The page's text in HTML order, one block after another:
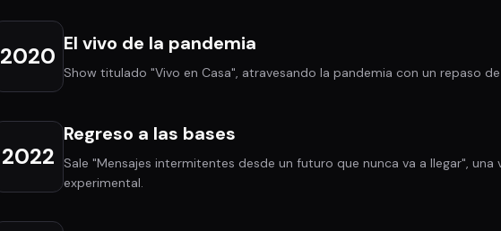
2020 El vivo de la pandemia
Show titulado "Vivo en Casa", atravesando la pandemia con un repaso
2022
Regreso a las bases
Sale "Mensajes intermitentes desde un futuro que nunca va a llegar", una
experimental.